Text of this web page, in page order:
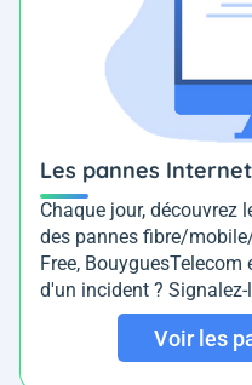
Les pannes
Chaque jour, découvrez
des pannes fibre/
Free,
d'un incident ? Signalez-
Voir les